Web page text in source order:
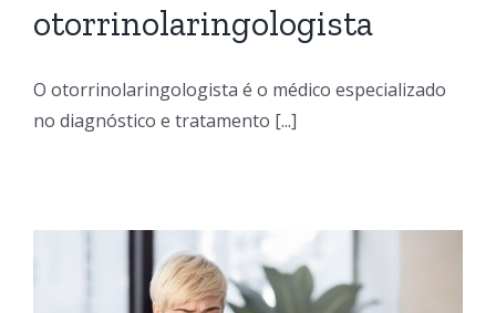
otorrinolaringologista
O otorrinolaringologista é o médico especializado
no diagnóstico e tratamento [...]